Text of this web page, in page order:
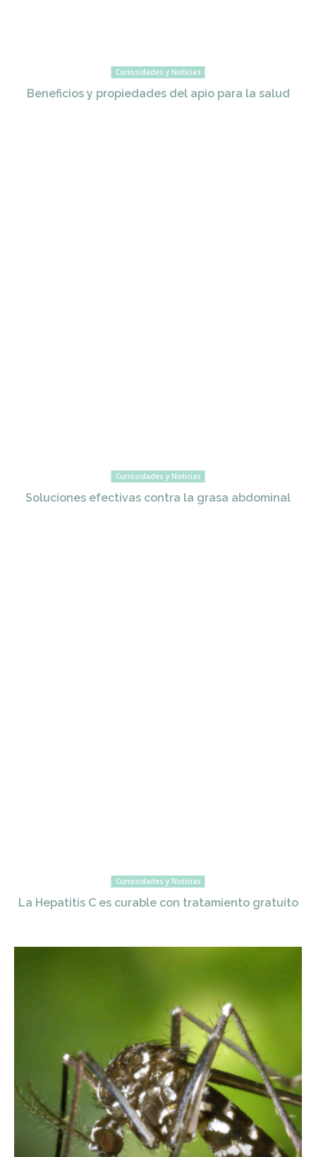
Curiosidades y Noticias
Beneficios y propiedades del apio para la salud
Curiosidades y Noticias
Soluciones efectivas contra la grasa abdominal
Curiosidades y Noticias
La Hepatitis C es curable con tratamiento gratuito